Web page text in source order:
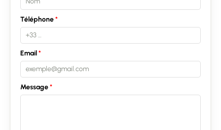
Téléphone
Email
Message